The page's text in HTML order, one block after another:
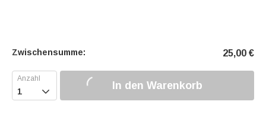
Zwischensumme: 25,00 €
 In den Warenkorb